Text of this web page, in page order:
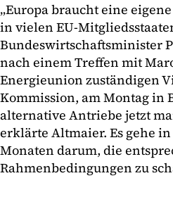
„Europa braucht eine
in vielen EU-
Bundeswirtschaftsminister
nach einem Treffen mit
Energieunion zuständigen
Kommission, am Montag in
alternative Antriebe jetzt
erklärte Altmaier. Es gehe
Monaten darum, die
Rahmenbedingungen zu